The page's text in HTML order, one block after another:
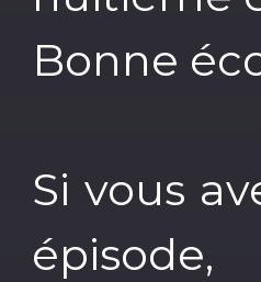
Bonne
Si vous